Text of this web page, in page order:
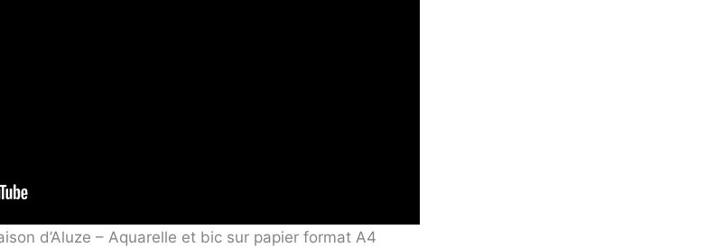
d’Aluze – Aquarelle et bic sur papier format A4